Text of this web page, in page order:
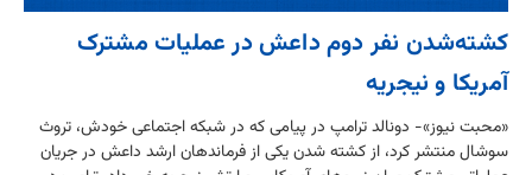
کشته‌شدن نفر دوم داعش در عملیات مشترک
آمریکا و نیجریه
«محبت نیوز»- دونالد ترامپ در پیامی که در شبکه اجتماعی خودش، تروث
سوشال منتشر کرد، از کشته شدن یکی از فرماندهان ارشد داعش در جریان